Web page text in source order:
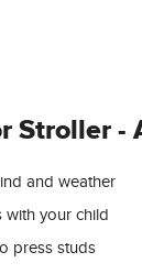
Stroller -
and weather
with your child
press studs